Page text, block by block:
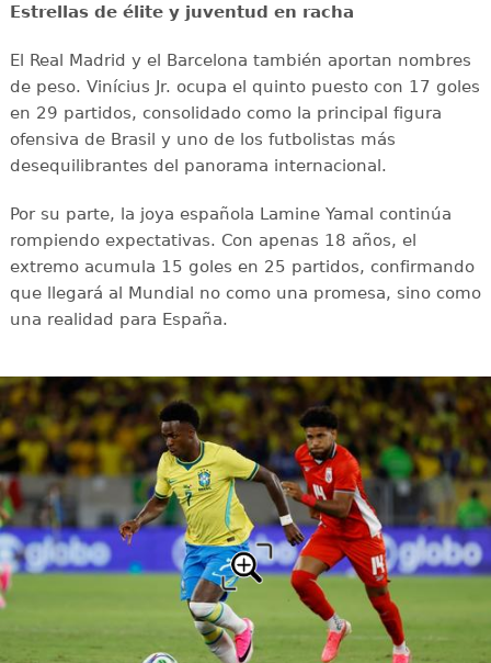
Estrellas de élite y juventud en racha
El Real Madrid y el Barcelona también aportan nombres
de peso. Vinícius Jr. ocupa el quinto puesto con 17 goles
en 29 partidos, consolidado como la principal figura
ofensiva de Brasil y uno de los futbolistas más
desequilibrantes del panorama internacional.
Por su parte, la joya española Lamine Yamal continúa
rompiendo expectativas. Con apenas 18 años, el
extremo acumula 15 goles en 25 partidos, confirmando
que llegará al Mundial no como una promesa, sino como
una realidad para España.